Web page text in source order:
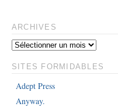
ARCHIVES
SITES FORMIDABLES
Adept Press
Anyway.